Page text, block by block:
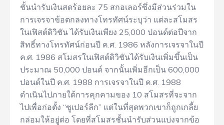
ชั้นนำรับเงินสดร้อยละ 75 สกอเลอร์ซึ่งมีส่วนร่วมใน
การเจรจาข้อตกลงทางโทรทัศน์ระบุว่า แต่ละสโมสร
ในเฟิสต์ดิวิชัน ได้รับเงินเพียง 25,000 ปอนด์ต่อปีจาก
สิทธิ์ทางโทรทัศน์ก่อนปี ค.ศ. 1986 หลังการเจรจาในปี
ค.ศ. 1986 สโมสรในเฟิสต์ดิวิชันได้รับเงินเพิ่มขึ้นเป็น
ประมาณ 50,000 ปอนด์ จากนั้นเพิ่มอีกเป็น 600,000
ปอนด์ในปี ค.ศ. 1988 การเจรจาในปี ค.ศ. 1988
ดำเนินไปภายใต้การคุกคามของ 10 สโมสรที่จะจาก
ไปเพื่อก่อตั้ง “ซูเปอร์ลีก” แต่ในที่สุดพวกเขาก็ถูกเกลี้ย
กล่อมให้อยู่ต่อ โดยที่สโมสรชั้นนำรับส่วนแบ่งจากข้อ